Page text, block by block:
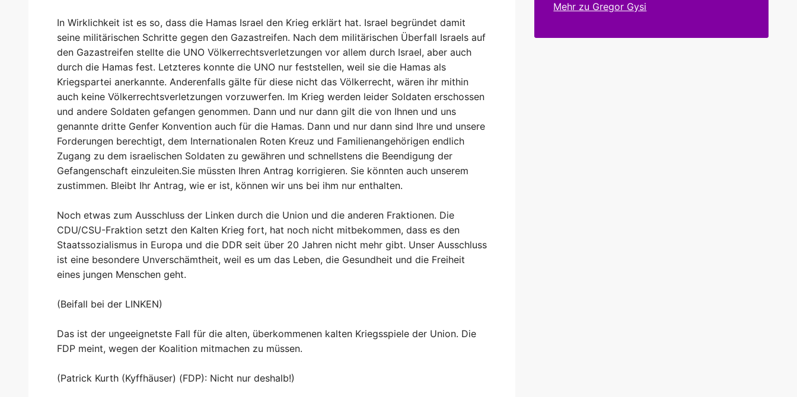
In Wirklichkeit ist es so, dass die Hamas Israel den Krieg erklärt hat. Israel begründet damit
seine militärischen Schritte gegen den Gazastreifen. Nach dem militärischen Überfall Israels auf
den Gazastreifen stellte die UNO Völkerrechtsverletzungen vor allem durch Israel, aber auch
durch die Hamas fest. Letzteres konnte die UNO nur feststellen, weil sie die Hamas als
Kriegspartei anerkannte. Anderenfalls gälte für diese nicht das Völkerrecht, wären ihr mithin
auch keine Völkerrechtsverletzungen vorzuwerfen. Im Krieg werden leider Soldaten erschossen
und andere Soldaten gefangen genommen. Dann und nur dann gilt die von Ihnen und uns
genannte dritte Genfer Konvention auch für die Hamas. Dann und nur dann sind Ihre und unsere
Forderungen berechtigt, dem Internationalen Roten Kreuz und Familienangehörigen endlich
Zugang zu dem israelischen Soldaten zu gewähren und schnellstens die Beendigung der
Gefangenschaft einzuleiten.Sie müssten Ihren Antrag korrigieren. Sie könnten auch unserem
zustimmen. Bleibt Ihr Antrag, wie er ist, können wir uns bei ihm nur enthalten.
Noch etwas zum Ausschluss der Linken durch die Union und die anderen Fraktionen. Die
CDU/CSU-Fraktion setzt den Kalten Krieg fort, hat noch nicht mitbekommen, dass es den
Staatssozialismus in Europa und die DDR seit über 20 Jahren nicht mehr gibt. Unser Ausschluss
ist eine besondere Unverschämtheit, weil es um das Leben, die Gesundheit und die Freiheit
eines jungen Menschen geht.
(Beifall bei der LINKEN)
Das ist der ungeeignetste Fall für die alten, überkommenen kalten Kriegsspiele der Union. Die
FDP meint, wegen der Koalition mitmachen zu müssen.
(Patrick Kurth (Kyffhäuser) (FDP): Nicht nur deshalb!)
Mehr zu Gregor Gysi